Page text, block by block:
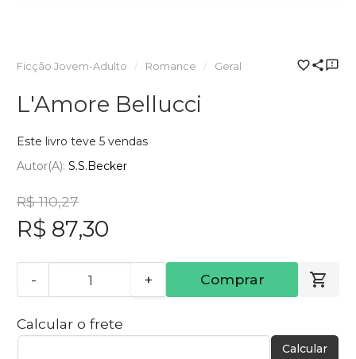
Ficção Jovem-Adulto Romance Geral
L'Amore Bellucci
Este livro teve 5 vendas
Autor(a): S.S.Becker
R$ 110,27
R$ 87,30
- + Comprar
Calcular o frete
Calcular